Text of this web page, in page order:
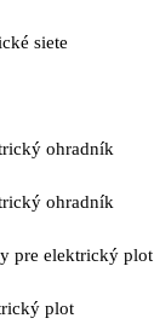
siete
ohradník
ohradník
pre elektrický plot
plot